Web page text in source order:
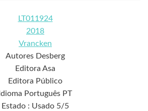
LT011924
2018
Vrancken
Autores Desberg
Editora Asa
Editora Público
Idioma Português PT
Estado : Usado 5/5